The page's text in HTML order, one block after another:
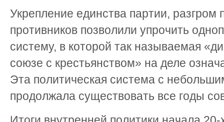
Укрепление единства партии, разгром
противников позволили упрочить
систему, в которой так называемая
союзе с крестьянством» на деле
Эта политическая система с
продолжала существовать все годы